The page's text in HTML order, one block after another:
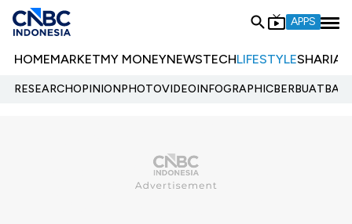
APPS
HOMEMARKETMY MONEYNEWSTECHLIFESTYLESHARIA
RESEARCHOPINIONPHOTOVIDEOINFOGRAPHIC